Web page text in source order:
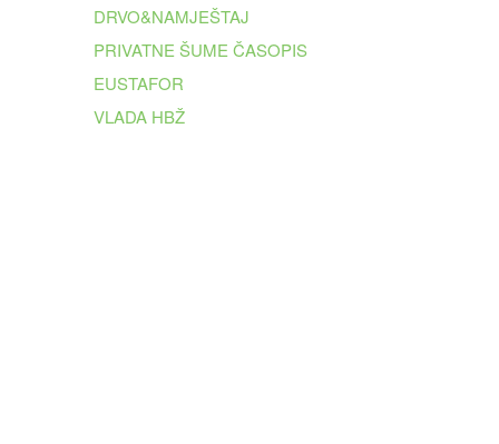
DRVO&NAMJEŠTAJ
PRIVATNE ŠUME ČASOPIS
EUSTAFOR
VLADA HBŽ